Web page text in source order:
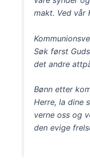
makt. Ved vår
Søk først
det andre
Bønn etter
Herre, la dine
verne oss og
den evige